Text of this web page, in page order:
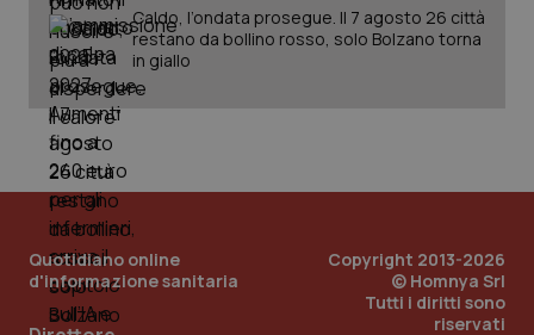
Caldo, l’ondata prosegue. Il 7 agosto 26 città
restano da bollino rosso, solo Bolzano torna
in giallo
Quotidiano online
d'informazione sanitaria
Copyright 2013-2026
© Homnya Srl
Tutti i diritti sono
riservati
_ga_KM60CM4NPH